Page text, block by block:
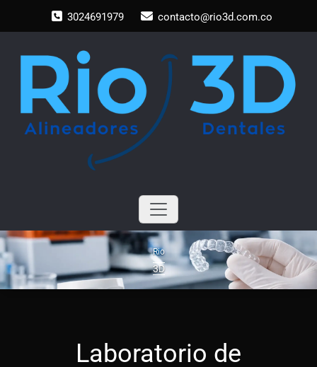
contenido
3024691979 contacto@rio3d.com.co
Rio
3D
Laboratorio de